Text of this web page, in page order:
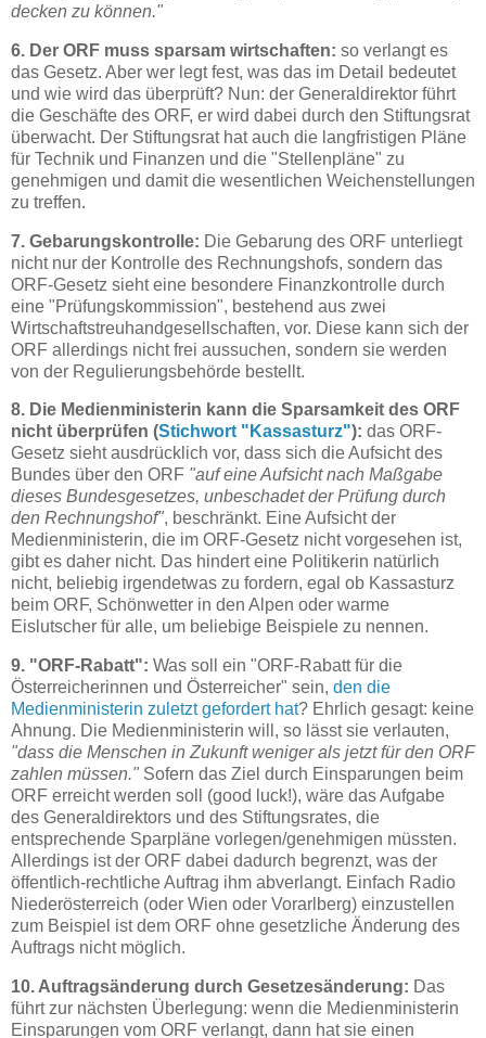
decken zu können."
6. Der ORF muss sparsam wirtschaften: so verlangt es
das Gesetz. Aber wer legt fest, was das im Detail bedeutet
und wie wird das überprüft? Nun: der Generaldirektor führt
die Geschäfte des ORF, er wird dabei durch den Stiftungsrat
überwacht. Der Stiftungsrat hat auch die langfristigen Pläne
für Technik und Finanzen und die "Stellenpläne" zu
genehmigen und damit die wesentlichen Weichenstellungen
zu treffen.
7. Gebarungskontrolle: Die Gebarung des ORF unterliegt
nicht nur der Kontrolle des Rechnungshofs, sondern das
ORF-Gesetz sieht eine besondere Finanzkontrolle durch
eine "Prüfungskommission", bestehend aus zwei
Wirtschaftstreuhandgesellschaften, vor. Diese kann sich der
ORF allerdings nicht frei aussuchen, sondern sie werden
von der Regulierungsbehörde bestellt.
8. Die Medienministerin kann die Sparsamkeit des ORF
nicht überprüfen (Stichwort "Kassasturz"): das ORF-
Gesetz sieht ausdrücklich vor, dass sich die Aufsicht des
Bundes über den ORF "auf eine Aufsicht nach Maßgabe
dieses Bundesgesetzes, unbeschadet der Prüfung durch
den Rechnungshof", beschränkt. Eine Aufsicht der
Medienministerin, die im ORF-Gesetz nicht vorgesehen ist,
gibt es daher nicht. Das hindert eine Politikerin natürlich
nicht, beliebig irgendetwas zu fordern, egal ob Kassasturz
beim ORF, Schönwetter in den Alpen oder warme
Eislutscher für alle, um beliebige Beispiele zu nennen.
9. "ORF-Rabatt": Was soll ein "ORF-Rabatt für die
Österreicherinnen und Österreicher" sein, den die
Medienministerin zuletzt gefordert hat? Ehrlich gesagt: keine
Ahnung. Die Medienministerin will, so lässt sie verlauten,
"dass die Menschen in Zukunft weniger als jetzt für den ORF
zahlen müssen." Sofern das Ziel durch Einsparungen beim
ORF erreicht werden soll (good luck!), wäre das Aufgabe
des Generaldirektors und des Stiftungsrates, die
entsprechende Sparpläne vorlegen/genehmigen müssten.
Allerdings ist der ORF dabei dadurch begrenzt, was der
öffentlich-rechtliche Auftrag ihm abverlangt. Einfach Radio
Niederösterreich (oder Wien oder Vorarlberg) einzustellen
zum Beispiel ist dem ORF ohne gesetzliche Änderung des
Auftrags nicht möglich.
10. Auftragsänderung durch Gesetzesänderung: Das
führt zur nächsten Überlegung: wenn die Medienministerin
Einsparungen vom ORF verlangt, dann hat sie einen